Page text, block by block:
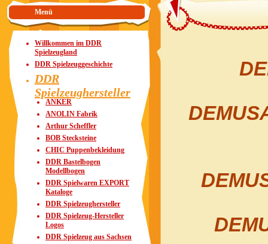
Menü
Willkommen im DDR
Spielzeugland
DDR Spielzeuggeschichte
DDR
Spielzeughersteller
ANKER
ANOLIN Fabrik
Arthur Scheffler
BOB Stecksteine
CHIC Puppenbekleidung
DDR Bastelbogen
Modellbogen
DDR Spielwaren EXPORT
Kataloge
DDR Spielzeughersteller
DDR Spielzeug-Hersteller
Logos
DDR Spielzeug aus Sachsen